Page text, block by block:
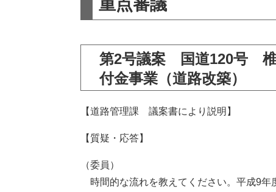
重点審議
第2号議案 国道120号
付金事業（道路改築）
【道路管理課 議案書により説明】
【質疑・応答】
（委員）
時間的な流れを教えてください。平成9年